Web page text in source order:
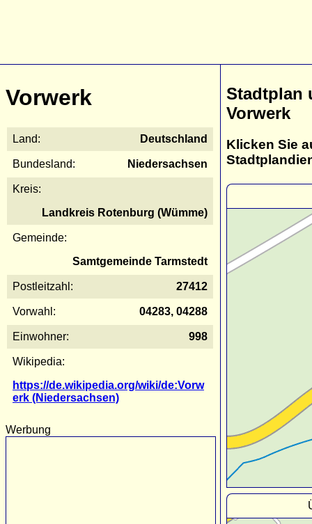
Vorwerk
Land: Deutschland
Bundesland: Niedersachsen
Kreis:
Landkreis Rotenburg (Wümme)
Gemeinde:
Samtgemeinde Tarmstedt
Postleitzahl: 27412
Vorwahl: 04283, 04288
Einwohner: 998
Wikipedia:
https://de.wikipedia.org/wiki/de:Vorw
erk (Niedersachsen)
Werbung
Stadtplan
Vorwerk
Klicken Sie